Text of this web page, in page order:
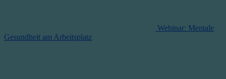
Webinar: Mentale
Gesundheit am Arbeitsplatz